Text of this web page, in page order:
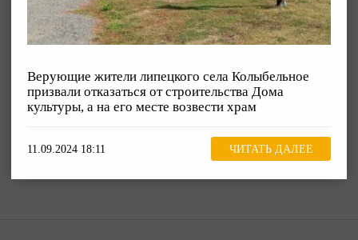
Верующие жители липецкого села Колыбельное
призвали отказаться от строительства Дома
культуры, а на его месте возвести храм
11.09.2024 18:11 ЧИТАТЬ ДАЛЕЕ